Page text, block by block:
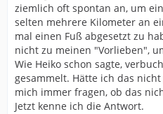
ziemlich oft spontan an, um
selten mehrere Kilometer an
mal einen Fuß abgesetzt zu
nicht zu meinen "Vorlieben",
Wie Heiko schon sagte,
gesammelt. Hätte ich das
mich immer fragen, ob das
Jetzt kenne ich die Antwort.